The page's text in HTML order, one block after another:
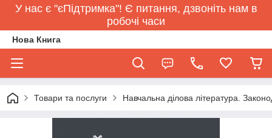
У нас є "єПідтримка"! Є питання, дзвоніть нам в
робочі часи
Нова Книга
Товари та послуги Навчальна ділова література.